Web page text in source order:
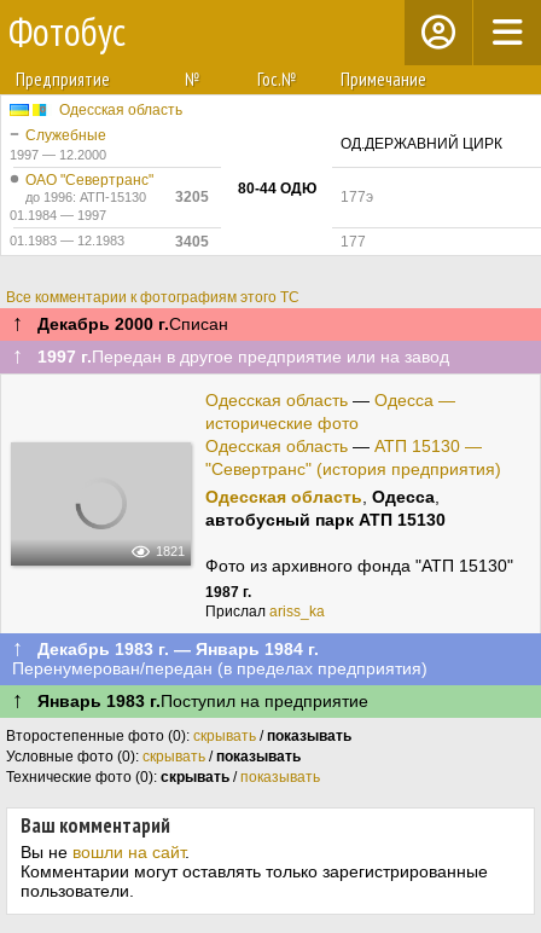
Фотобус
Предприятие № Гос.№ Примечание
Одесская область
Служебные
1997 — 12.2000
80-44 ОДЮ
ОД.ДЕРЖАВНИЙ ЦИРК
ОАО "Севертранс"
до 1996: АТП-15130
01.1984 — 1997
3205 177э
01.1983 — 12.1983 3405 177
Все комментарии к фотографиям этого ТС
↑ Декабрь 2000 г.Списан
↑ 1997 г.Передан в другое предприятие или на завод
1821
Одесская область— Одесса —
исторические фото
Одесская область— АТП 15130 —
"Севертранс" (история предприятия)
Одесская область Одесса,
автобусный парк АТП 15130
Фото из архивного фонда "АТП 15130"
1987 г.
Прислал ariss_ka
↑
Декабрь 1983 г. — Январь 1984 г.
Перенумерован/передан (в пределах предприятия)
↑ Январь 1983 г.Поступил на предприятие
Второстепенные фото (0): скрывать /показывать
Условные фото (0): скрывать /показывать
Технические фото (0): скрывать /показывать
Ваш комментарий
Вы не вошли на сайт.
Комментарии могут оставлять только зарегистрированные
пользователи.